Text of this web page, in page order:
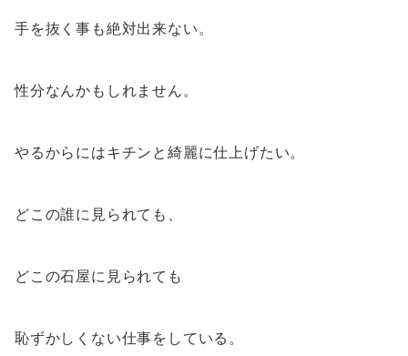
手を抜く事も絶対出来ない。
性分なんかもしれません。
やるからにはキチンと綺麗に仕上げたい。
どこの誰に見られても、
どこの石屋に見られても
恥ずかしくない仕事をしている。